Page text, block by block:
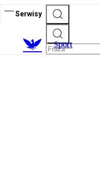
Serwisy
Sport